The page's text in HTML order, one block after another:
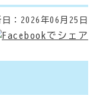
： 2026年06月25日